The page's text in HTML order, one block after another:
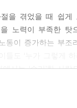
풍요로운 고립’이
줄 이웃도, 나의 죽
로 ‘건강하지 못한’
을 겪었을 때 쉽
을 노력이 부족한
동이 증가하는 부
서는 ‘승리’한 사